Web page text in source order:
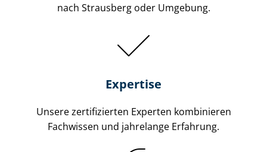
nach Strausberg oder Umgebung.
Expertise
Unsere zertifizierten Experten kombinieren
Fachwissen und jahrelange Erfahrung.